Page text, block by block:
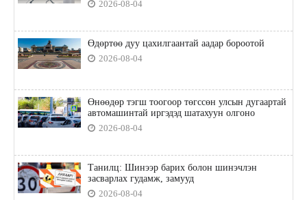
2026-08-04
Өдөртөө дуу цахилгаантай аадар бороотой
2026-08-04
Өнөөдөр тэгш тоогоор төгссөн улсын дугаартай
автомашинтай иргэдэд шатахуун олгоно
2026-08-04
Танилц: Шинээр барих болон шинэчлэн
засварлах гудамж, замууд
2026-08-04